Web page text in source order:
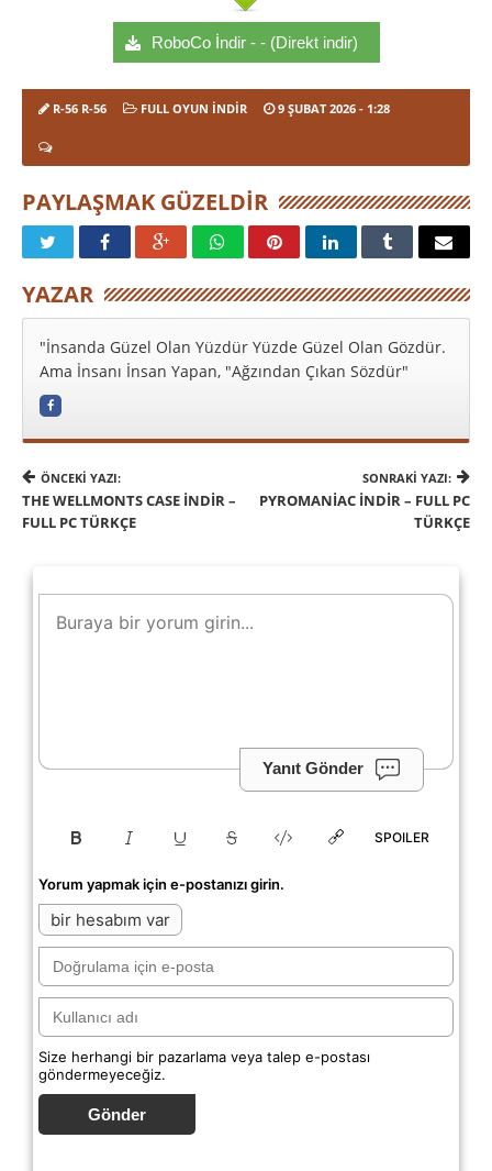
RoboCo İndir - - (Direkt indir)
R-56 R-56 FULL OYUN İNDIR 9 ŞUBAT 2026 - 1:28
PAYLAŞMAK GÜZELDIR
YAZAR
"İnsanda Güzel Olan Yüzdür Yüzde Güzel Olan Gözdür.
Ama İnsanı İnsan Yapan, "Ağzından Çıkan Sözdür"
ÖNCEKI YAZI:
THE WELLMONTS CASE İNDIR –
FULL PC TÜRKÇE
SONRAKI YAZI:
PYROMANIAC İNDIR – FULL PC
TÜRKÇE
Yanıt Gönder
SPOILER
Yorum yapmak için e-postanızı girin.
bir hesabım var
Size herhangi bir pazarlama veya talep e-postası
göndermeyeceğiz.
Gönder